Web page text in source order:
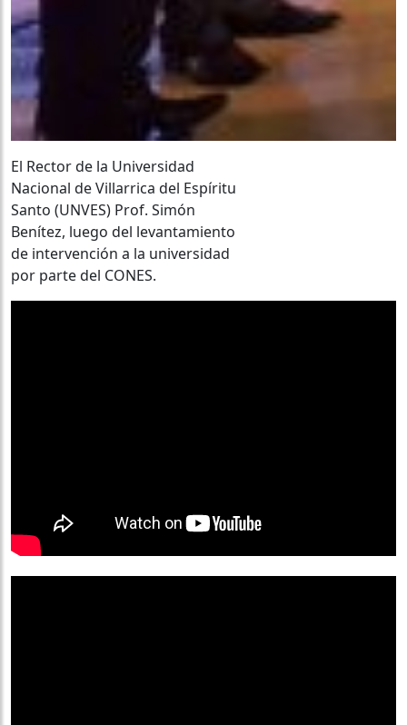
El Rector de la Universidad
Nacional de Villarrica del Espíritu
Santo (UNVES) Prof. Simón
Benítez, luego del levantamiento
de intervención a la universidad
por parte del CONES.